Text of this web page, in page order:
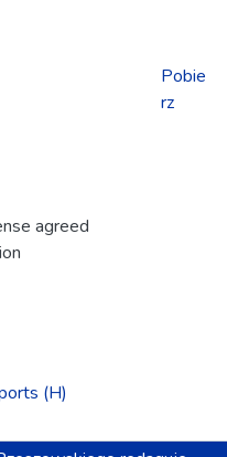
agreed
Pobie
rz
(H)